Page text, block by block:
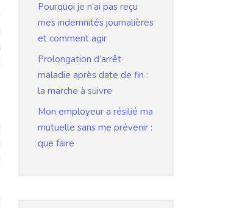
Pourquoi je n’ai pas reçu
mes indemnités journalières
et comment agir
Prolongation d’arrêt
maladie après date de fin :
la marche à suivre
Mon employeur a résilié ma
mutuelle sans me prévenir :
que faire